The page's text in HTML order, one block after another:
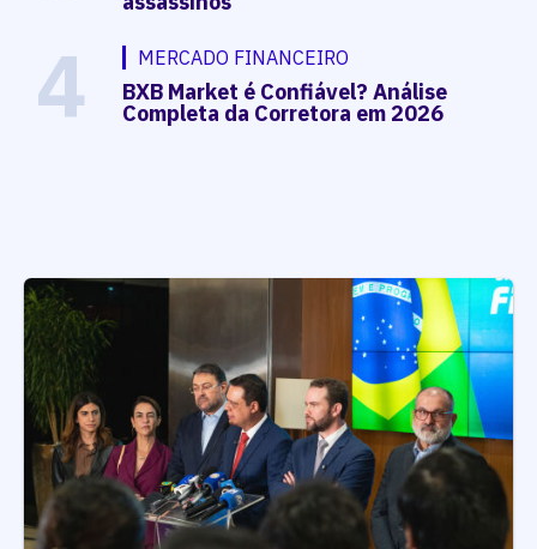
4 MERCADO FINANCEIRO
BXB Market é Confiável? Análise
Completa da Corretora em 2026